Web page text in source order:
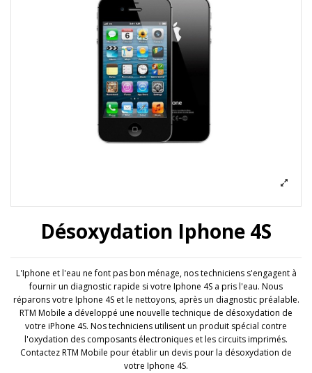
Désoxydation Iphone 4S
L'Iphone et l'eau ne font pas bon ménage, nos techniciens s'engagent à
fournir un diagnostic rapide si votre Iphone 4S a pris l'eau. Nous
réparons votre Iphone 4S et le nettoyons, après un diagnostic préalable.
RTM Mobile a développé une nouvelle technique de désoxydation de
votre iPhone 4S. Nos techniciens utilisent un produit spécial contre
l'oxydation des composants électroniques et les circuits imprimés.
Contactez RTM Mobile pour établir un devis pour la désoxydation de
votre Iphone 4S.